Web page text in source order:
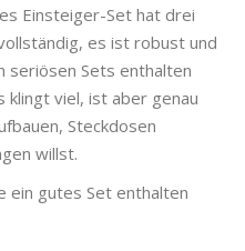
Einsteiger-Set hat drei
es ist robust und
seriösen Sets enthalten
klingt viel, ist aber genau
Steckdosen
willst.
ein gutes Set enthalten